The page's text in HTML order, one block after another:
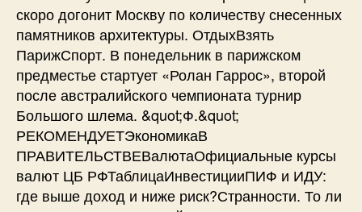
скоро догонит Москву по количеству снесенных
памятников архитектуры. ОтдыхВзять
ПарижСпорт. В понедельник в парижском
предместье стартует «Ролан Гаррос», второй
после австралийского чемпионата турнир
Большого шлема. &quot;Ф.&quot;
РЕКОМЕНДУЕТЭкономикаВ
ПРАВИТЕЛЬСТВЕВалютаОфициальные курсы
валют ЦБ РФТаблицаИнвестицииПИФ и ИДУ:
где выше доход и ниже риск?Странности. То ли